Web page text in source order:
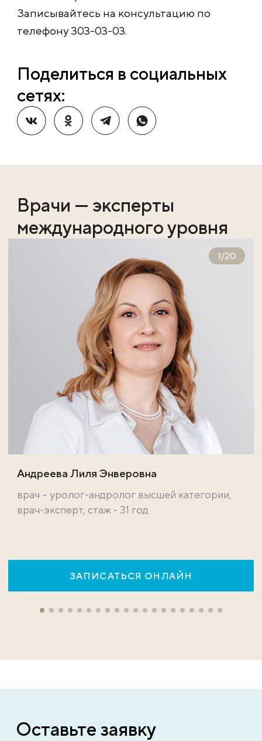
Записывайтесь на консультацию по
телефону 303-03-03.
Поделиться в социальных
сетях:
Врачи — эксперты
международного уровня
1/20
Андреева Лиля Энверовна
врач – уролог-андролог высшей категории,
врач-эксперт, стаж - 31 год
ЗАПИСАТЬСЯ ОНЛАЙН
Оставьте заявку